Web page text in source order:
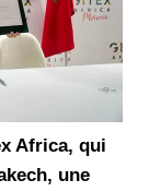
Africa, qui
une